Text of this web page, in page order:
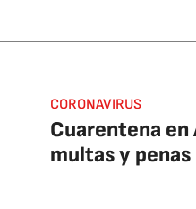
CORONAVIRUS
Cuarentena en
multas y